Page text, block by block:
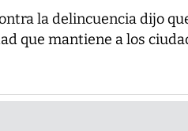
la delincuencia dijo
que mantiene a los